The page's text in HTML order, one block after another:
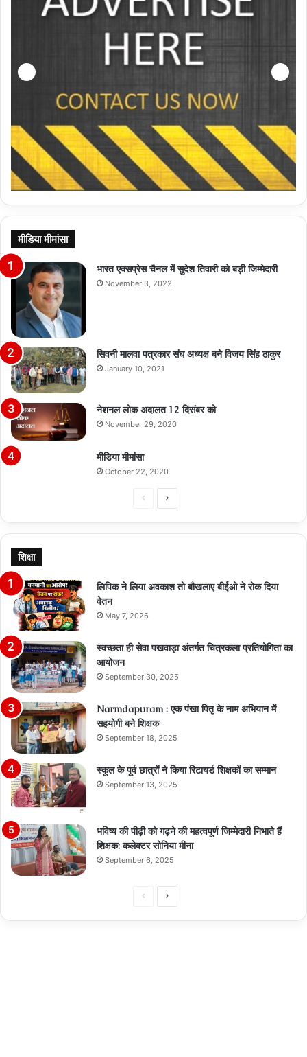
मीडिया मीमांसा
भारत एक्सप्रेस चैनल में सुदेश तिवारी को बड़ी जिम्मेदारी
November 3, 2022
सिवनी मालवा पत्रकार संघ अध्यक्ष बने विजय सिंह ठाकुर
January 10, 2021
नेशनल लोक अदालत 12 दिसंबर को
November 29, 2020
मीडिया मीमांसा
October 22, 2020
PreviousNext
शिक्षा
लिपिक ने लिया अवकाश तो बौखलाए बीईओ ने रोक दिया
वेतन
May 7, 2026
स्वच्छता ही सेवा पखवाड़ा अंतर्गत चित्रकला प्रतियोगिता का
आयोजन
September 30, 2025
Narmdapuram : एक पंखा पितृ के नाम अभियान में
सहयोगी बने शिक्षक
September 18, 2025
स्कूल के पूर्व छात्रों ने किया रिटायर्ड शिक्षकों का सम्मान
September 13, 2025
भविष्य की पीढ़ी को गढ़ने की महत्वपूर्ण जिम्मेदारी निभाते हैं
शिक्षक: कलेक्टर सोनिया मीना
September 6, 2025
PreviousNext